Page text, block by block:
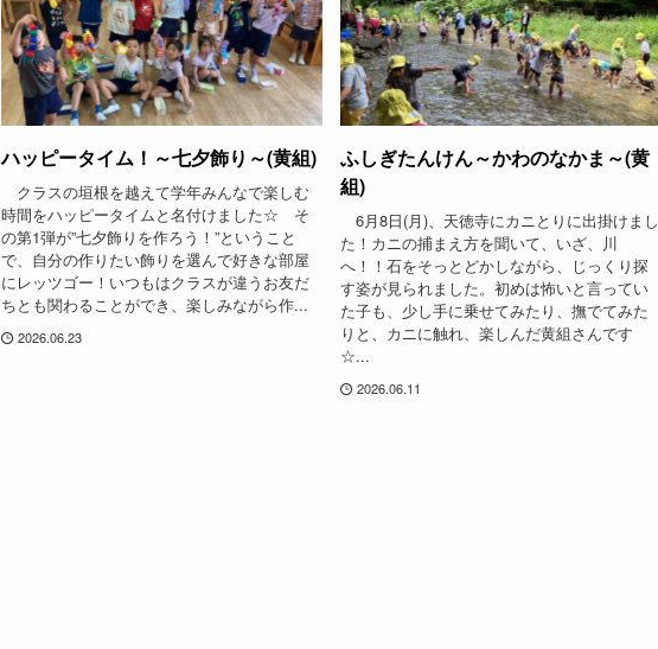
ハッピータイム！～七夕飾り～(黄組)
クラスの垣根を越えて学年みんなで楽しむ
時間をハッピータイムと名付けました☆ そ
の第1弾が”七夕飾りを作ろう！”ということ
で、自分の作りたい飾りを選んで好きな部屋
にレッツゴー！いつもはクラスが違うお友だ
ちとも関わることができ、楽しみながら作...
2026.06.23
ふしぎたんけん～かわのなかま～(黄
組)
6月8日(月)、天徳寺にカニとりに出掛けまし
た！カニの捕まえ方を聞いて、いざ、川
へ！！石をそっとどかしながら、じっくり探
す姿が見られました。初めは怖いと言ってい
た子も、少し手に乗せてみたり、撫でてみた
りと、カニに触れ、楽しんだ黄組さんです
☆...
2026.06.11